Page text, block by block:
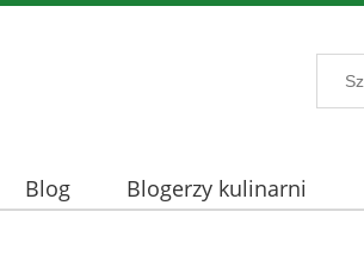
Blog Blogerzy kulinarni